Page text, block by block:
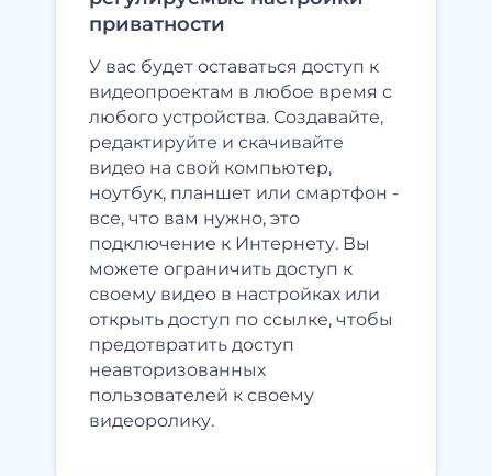
приватности
У вас будет оставаться доступ к
видеопроектам в любое время с
любого устройства. Создавайте,
редактируйте и скачивайте
видео на свой компьютер,
ноутбук, планшет или смартфон -
все, что вам нужно, это
подключение к Интернету. Вы
можете ограничить доступ к
своему видео в настройках или
открыть доступ по ссылке, чтобы
предотвратить доступ
неавторизованных
пользователей к своему
видеоролику.